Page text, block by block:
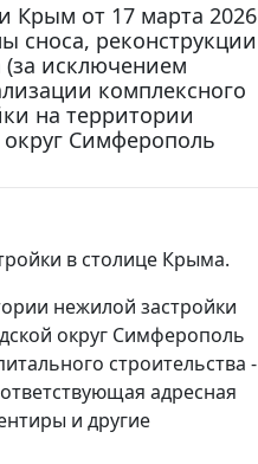
Крым от 17 марта 2026
сноса, реконструкции
(за исключением
комплексного
на территории
Симферополь
в столице Крыма.
нежилой застройки
округ Симферополь
строительства -
адресная
и другие